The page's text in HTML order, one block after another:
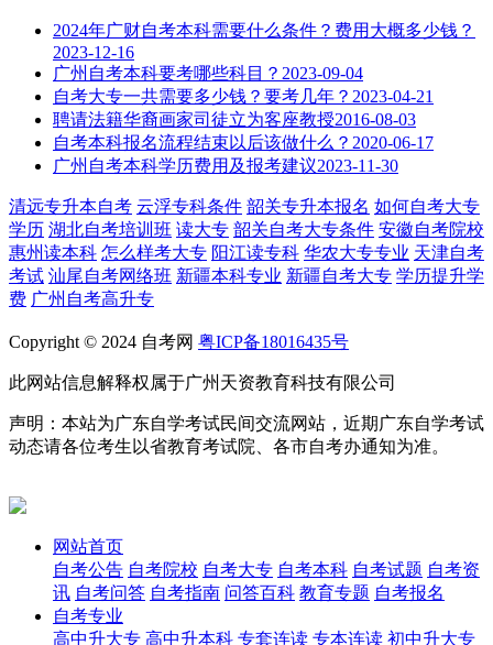
2024年广财自考本科需要什么条件？费用大概多少钱？
2023-12-16
广州自考本科要考哪些科目？ 2023-09-04
自考大专一共需要多少钱？要考几年？ 2023-04-21
聘请法籍华裔画家司徒立为客座教授2016-08-03
自考本科报名流程结束以后该做什么？ 2020-06-17
广州自考本科学历费用及报考建议2023-11-30
清远专升本自考 云浮专科条件 韶关专升本报名 如何自考大专
学历 湖北自考培训班 读大专 韶关自考大专条件 安徽自考院校
惠州读本科 怎么样考大专 阳江读专科 华农大专专业 天津自考
考试 汕尾自考网络班 新疆本科专业 新疆自考大专 学历提升学
费 广州自考高升专
Copyright © 2024 自考网 粤ICP备18016435号
此网站信息解释权属于广州天资教育科技有限公司
声明：本站为广东自学考试民间交流网站，近期广东自学考试
动态请各位考生以省教育考试院、各市自考办通知为准。
网站首页
自考公告 自考院校 自考大专 自考本科 自考试题 自考资
讯 自考问答 自考指南 问答百科 教育专题 自考报名
自考专业
高中升大专 高中升本科 专套连读 专本连读 初中升大专